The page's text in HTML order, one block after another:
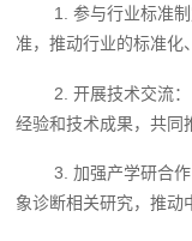
1. 参与行业标准
准，推动行业的标准化
2. 开展技术交流
经验和技术成果，共同
3. 加强产学研合
象诊断相关研究，推动